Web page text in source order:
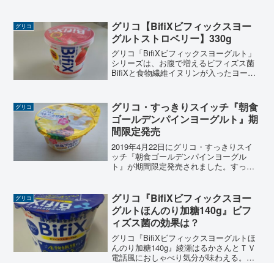
です。朝食りんごヨーグルトはグリコの
ロングセラー商...
グリコ
グリコ【BifiXビフィックスヨー
グルトストロベリー】330g
グリコ「BifiXビフィックスヨーグルト」
シリーズは、お腹で増えるビフィズス菌
BifiXと食物繊維イヌリンが入ったヨーグ
ロベリー」のレビュー。
グリコ
グリコ・すっきりスイッチ『朝食
ゴールデンパインヨーグルト』期
間限定発売
2019年4月22日にグリコ・すっきりスイ
ッチ『朝食ゴールデンパインヨーグル
ト』が期間限定発売されました。すっき
す。夏だけのおいしさを味わうゴールデ
ンパインの果肉と果汁がジューシーで
す。
グリコ
グリコ『BifiXビフィックスヨー
グルトほんのり加糖140g』ビフ
ィズス菌の効果は？
グリコ『BifiXビフィックスヨーグルトほ
んのり加糖140g』綾瀬はるかさんとＴＶ
電話風におしゃべり気分が味わえる。質